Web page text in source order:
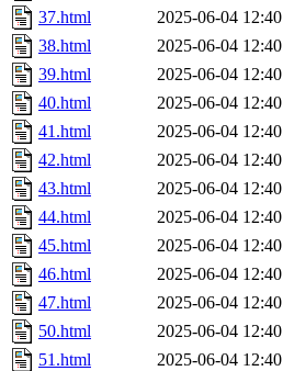
37.html
2025-06-04 12:40
38.html
2025-06-04 12:40
39.html
2025-06-04 12:40
40.html
2025-06-04 12:40
41.html
2025-06-04 12:40
42.html
2025-06-04 12:40
43.html
2025-06-04 12:40
44.html
2025-06-04 12:40
45.html
2025-06-04 12:40
46.html
2025-06-04 12:40
47.html
2025-06-04 12:40
50.html
2025-06-04 12:40
51.html
2025-06-04 12:40